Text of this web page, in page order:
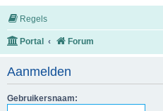
Regels
Portal Forum
Aanmelden
Gebruikersnaam: